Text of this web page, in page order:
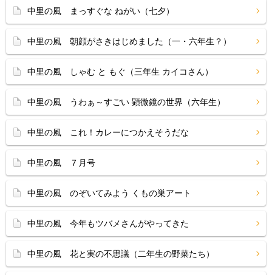
中里の風 まっすぐな ねがい（七夕）
中里の風 朝顔がさきはじめました（一・六年生？）
中里の風 しゃむ と もぐ（三年生 カイコさん）
中里の風 うわぁ～すごい 顕微鏡の世界（六年生）
中里の風 これ！カレーにつかえそうだな
中里の風 ７月号
中里の風 のぞいてみよう くもの巣アート
中里の風 今年もツバメさんがやってきた
中里の風 花と実の不思議（二年生の野菜たち）